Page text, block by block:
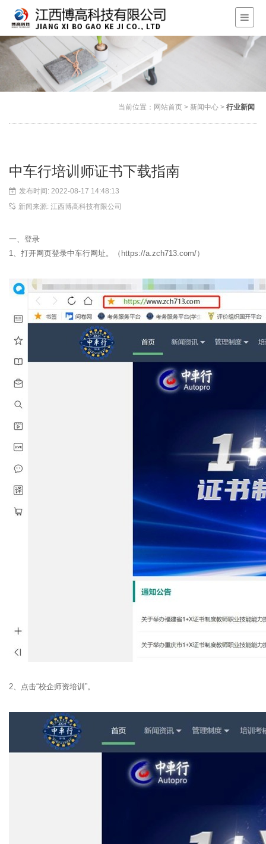
当前位置： 网站首页 > 新闻中心 > 行业新闻
中车行培训师证书下载指南
发布时间: 2022-08-17 14:48:13
新闻来源: 江西博高科技有限公司
一、登录
1、打开网页登录中车行网址。（https://a.zch713.com/）
2、点击“校企师资培训”。